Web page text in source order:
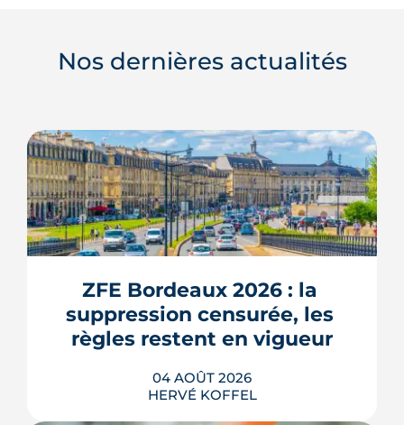
Nos dernières actualités
ZFE Bordeaux 2026 : la
suppression censurée, les
règles restent en vigueur
04 AOÛT 2026
HERVÉ KOFFEL